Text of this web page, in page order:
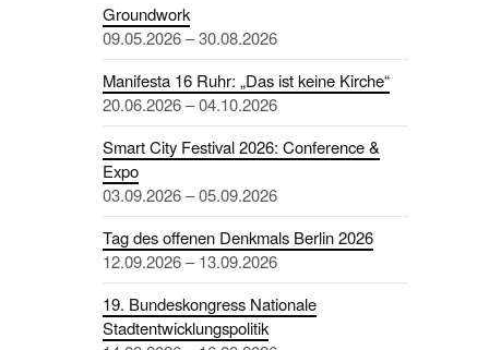
Groundwork
09.05.2026 – 30.08.2026
Manifesta 16 Ruhr: „Das ist keine Kirche“
20.06.2026 – 04.10.2026
Smart City Festival 2026: Conference &
Expo
03.09.2026 – 05.09.2026
Tag des offenen Denkmals Berlin 2026
12.09.2026 – 13.09.2026
19. Bundeskongress Nationale
Stadtentwicklungspolitik